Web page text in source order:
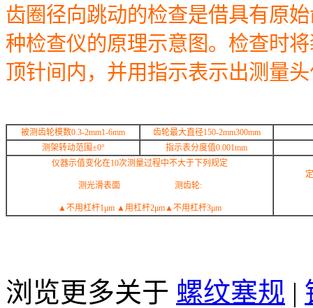
齿圈径向跳动的检查是借具有原
种检查仪的原理示意图。检查时
顶针间内，并用指示表示出测量
被测齿轮模数0.3-2mm1-6mm 齿轮最大直径150-2mm300mm
测架转动范围±0° 指示表分度值0.001mm
仪器示值变化在10次测量过程中不大于下列规定
测光滑表面 测齿轮:
▲不用杠杆1 μm ▲用杠杆2μm ▲不用杠杆3μm
浏览更多关于 螺纹塞规 |